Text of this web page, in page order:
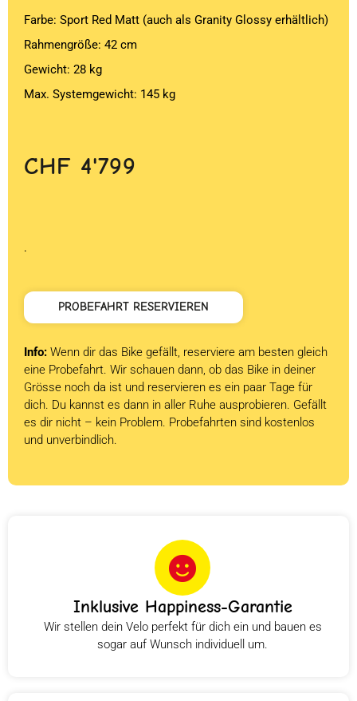
Farbe: Sport Red Matt (auch als Granity Glossy erhältlich)
Rahmengröße: 42 cm
Gewicht: 28 kg
Max. Systemgewicht: 145 kg
CHF 4'799
.
PROBEFAHRT RESERVIEREN
Info: Wenn dir das Bike gefällt, reserviere am besten gleich
eine Probefahrt. Wir schauen dann, ob das Bike in deiner
Grösse noch da ist und reservieren es ein paar Tage für
dich. Du kannst es dann in aller Ruhe ausprobieren. Gefällt
es dir nicht – kein Problem. Probefahrten sind kostenlos
und unverbindlich.
Inklusive Happiness-Garantie
Wir stellen dein Velo perfekt für dich ein und bauen es
sogar auf Wunsch individuell um.